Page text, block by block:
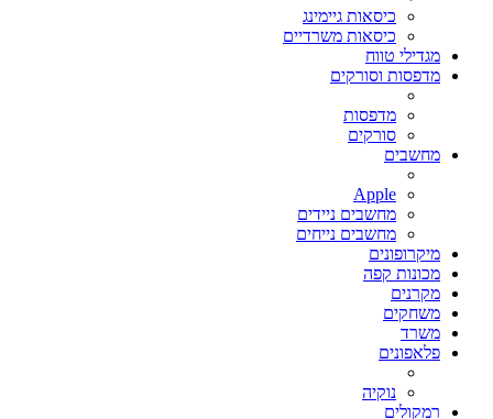
כיסאות גיימינג
כיסאות משרדיים
מגדילי טווח
מדפסות וסורקים
מדפסות
סורקים
מחשבים
Apple
מחשבים ניידים
מחשבים נייחים
מיקרופונים
מכונות קפה
מקרנים
משחקים
משרד
פלאפונים
נוקיה
רמקולים